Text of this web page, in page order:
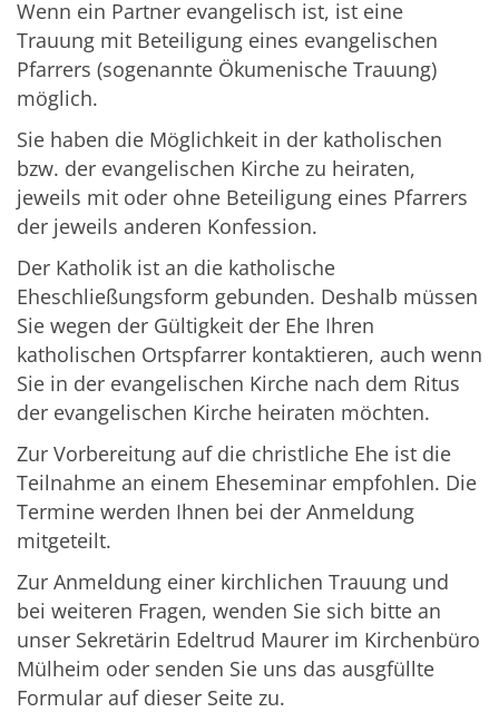
Wenn ein Partner evangelisch ist, ist eine
Trauung mit Beteiligung eines evangelischen
Pfarrers (sogenannte Ökumenische Trauung)
möglich.
Sie haben die Möglichkeit in der katholischen
bzw. der evangelischen Kirche zu heiraten,
jeweils mit oder ohne Beteiligung eines Pfarrers
der jeweils anderen Konfession.
Der Katholik ist an die katholische
Eheschließungsform gebunden. Deshalb müssen
Sie wegen der Gültigkeit der Ehe Ihren
katholischen Ortspfarrer kontaktieren, auch wenn
Sie in der evangelischen Kirche nach dem Ritus
der evangelischen Kirche heiraten möchten.
Zur Vorbereitung auf die christliche Ehe ist die
Teilnahme an einem Eheseminar empfohlen. Die
Termine werden Ihnen bei der Anmeldung
mitgeteilt.
Zur Anmeldung einer kirchlichen Trauung und
bei weiteren Fragen, wenden Sie sich bitte an
unser Sekretärin Edeltrud Maurer im Kirchenbüro
Mülheim oder senden Sie uns das ausgfüllte
Formular auf dieser Seite zu.